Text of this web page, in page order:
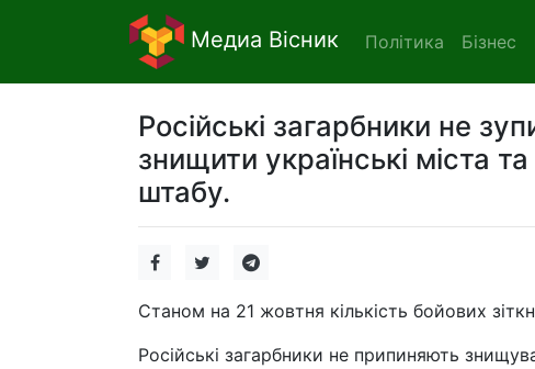
Медиа Вісник Політика Бізнес
Російські загарбники не
знищити українські міста
штабу.
Станом на 21 жовтня кількість бойових
Російські загарбники не припиняють